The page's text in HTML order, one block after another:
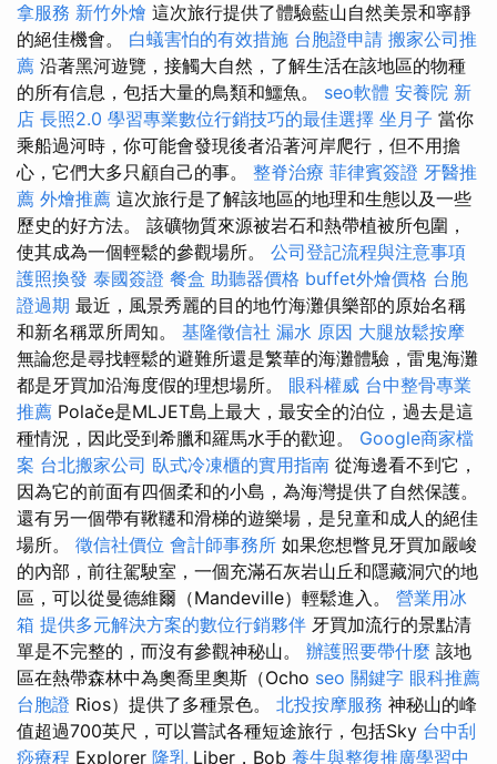
拿服務 新竹外燴 這次旅行提供了體驗藍山自然美景和寧靜
的絕佳機會。 白蟻害怕的有效措施 台胞證申請 搬家公司推
薦 沿著黑河遊覽，接觸大自然，了解生活在該地區的物種
的所有信息，包括大量的鳥類和鱷魚。 seo軟體 安養院 新
店 長照2.0 學習專業數位行銷技巧的最佳選擇 坐月子 當你
乘船過河時，你可能會發現後者沿著河岸爬行，但不用擔
心，它們大多只顧自己的事。 整脊治療 菲律賓簽證 牙醫推
薦 外燴推薦 這次旅行是了解該地區的地理和生態以及一些
歷史的好方法。 該礦物質來源被岩石和熱帶植被所包圍，
使其成為一個輕鬆的參觀場所。 公司登記流程與注意事項
護照換發 泰國簽證 餐盒 助聽器價格 buffet外燴價格 台胞
證過期 最近，風景秀麗的目的地竹海灘俱樂部的原始名稱
和新名稱眾所周知。 基隆徵信社 漏水 原因 大腿放鬆按摩
無論您是尋找輕鬆的避難所還是繁華的海灘體驗，雷鬼海灘
都是牙買加沿海度假的理想場所。 眼科權威 台中整骨專業
推薦 Polače是MLJET島上最大，最安全的泊位，過去是這
種情況，因此受到希臘和羅馬水手的歡迎。 Google商家檔
案 台北搬家公司 臥式冷凍櫃的實用指南 從海邊看不到它，
因為它的前面有四個柔和的小島，為海灣提供了自然保護。
還有另一個帶有鞦韆和滑梯的遊樂場，是兒童和成人的絕佳
場所。 徵信社價位 會計師事務所 如果您想瞥見牙買加嚴峻
的內部，前往駕駛室，一個充滿石灰岩山丘和隱藏洞穴的地
區，可以從曼德維爾（Mandeville）輕鬆進入。 營業用冰
箱 提供多元解決方案的數位行銷夥伴 牙買加流行的景點清
單是不完整的，而沒有參觀神秘山。 辦護照要帶什麼 該地
區在熱帶森林中為奧喬里奧斯（Ocho seo 關鍵字 眼科推薦
台胞證 Rios）提供了多種景色。 北投按摩服務 神秘山的峰
值超過700英尺，可以嘗試各種短途旅行，包括Sky 台中刮
痧療程 Explorer 隆乳 Liber，Bob 養生與整復推廣學習中